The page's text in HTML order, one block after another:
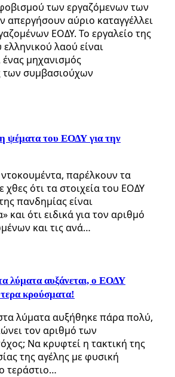
των εργαζόμενων των
απεργήσουν αύριο καταγγέλλει
ΕΟΔΥ. Το εργαλείο της
λαού είναι
μηχανισμός
των συμβασιούχων
ψέματα του ΕΟΔΥ για την
παρέλκουν τα
χθες ότι τα στοιχεία του ΕΟΔΥ
πανδημίας είναι
και ότι ειδικά για τον αριθμό
και τις ανά…
λύματα αυξάνεται, ο ΕΟΔΥ
κρούσματα!
λύματα αυξήθηκε πάρα πολύ,
τον αριθμό των
Να κρυφτεί η τακτική της
της αγέλης με φυσική
τεράστιο…